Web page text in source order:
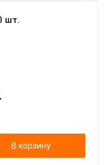
шт.
В корзину